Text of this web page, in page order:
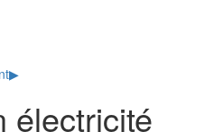
▶
électricité